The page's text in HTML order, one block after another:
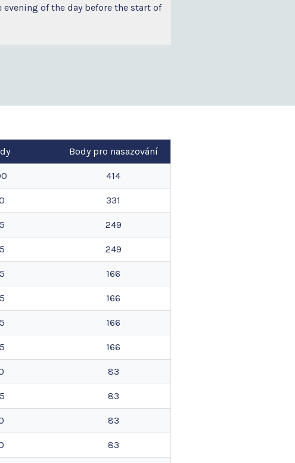
of the day before the start of
Body pro nasazování
414
331
249
249
166
166
166
166
83
83
83
83